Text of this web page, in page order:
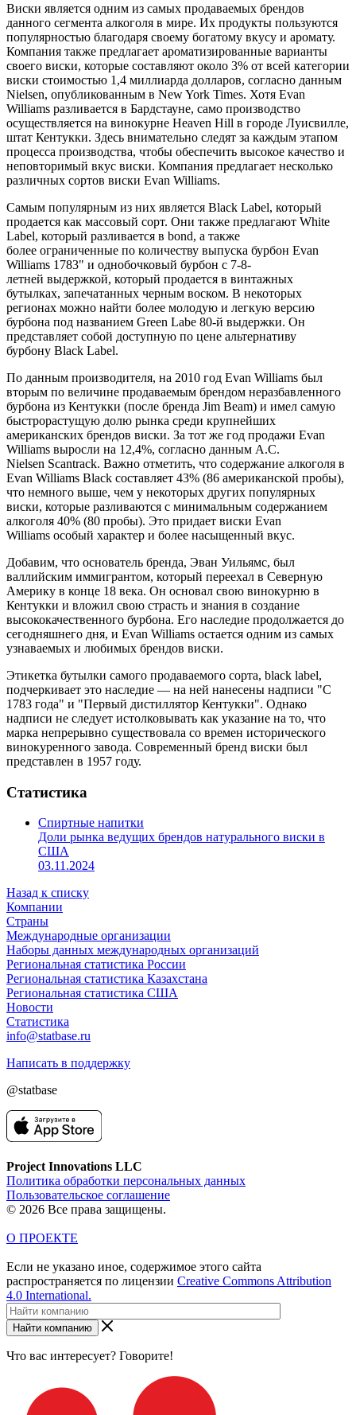
Виски является одним из самых продаваемых брендов
данного сегмента алкоголя в мире. Их продукты пользуются
популярностью благодаря своему богатому вкусу и аромату.
Компания также предлагает ароматизированные варианты
своего виски, которые составляют около 3% от всей категории
виски стоимостью 1,4 миллиарда долларов, согласно данным
Nielsen, опубликованным в New York Times. Хотя Evan
Williams разливается в Бардстауне, само производство
осуществляется на винокурне Heaven Hill в городе Луисвилле,
штат Кентукки. Здесь внимательно следят за каждым этапом
процесса производства, чтобы обеспечить высокое качество и
неповторимый вкус виски. Компания предлагает несколько
различных сортов виски Evan Williams.
Самым популярным из них является Black Label, который
продается как массовый сорт. Они также предлагают White
Label, который разливается в bond, а также
более ограниченные по количеству выпуска бурбон Evan
Williams 1783" и однобочковый бурбон с 7-8-
летней выдержкой, который продается в винтажных
бутылках, запечатанных черным воском. В некоторых
регионах можно найти более молодую и легкую версию
бурбона под названием Green Labe 80-й выдержки. Он
представляет собой доступную по цене альтернативу
бурбону Black Label.
По данным производителя, на 2010 год Evan Williams был
вторым по величине продаваемым брендом неразбавленного
бурбона из Кентукки (после бренда Jim Beam) и имел самую
быстрорастущую долю рынка среди крупнейших
американских брендов виски. За тот же год продажи Evan
Williams выросли на 12,4%, согласно данным A.C.
Nielsen Scantrack. Важно отметить, что содержание алкоголя в
Evan Williams Black составляет 43% (86 американской пробы),
что немного выше, чем у некоторых других популярных
виски, которые разливаются с минимальным содержанием
алкоголя 40% (80 пробы). Это придает виски Evan
Williams особый характер и более насыщенный вкус.
Добавим, что основатель бренда, Эван Уильямс, был
валлийским иммигрантом, который переехал в Северную
Америку в конце 18 века. Он основал свою винокурню в
Кентукки и вложил свою страсть и знания в создание
высококачественного бурбона. Его наследие продолжается до
сегодняшнего дня, и Evan Williams остается одним из самых
узнаваемых и любимых брендов виски.
Этикетка бутылки самого продаваемого сорта, black label,
подчеркивает это наследие — на ней нанесены надписи "С
1783 года" и "Первый дистиллятор Кентукки". Однако
надписи не следует истолковывать как указание на то, что
марка непрерывно существовала со времен исторического
винокуренного завода. Современный бренд виски был
представлен в 1957 году.
Статистика
Спиртные напитки
Доли рынка ведущих брендов натурального виски в
США
03.11.2024
Назад к списку
Компании
Страны
Международные организации
Наборы данных международных организаций
Региональная статистика России
Региональная статистика Казахстана
Региональная статистика США
Новости
Статистика
info@statbase.ru
Написать в поддержку
@statbase
Project Innovations LLC
Политика обработки персональных данных
Пользовательское соглашение
© 2026 Все права защищены.
О ПРОЕКТЕ
Если не указано иное, содержимое этого сайта
распространяется по лицензии Creative Commons Attribution
4.0 International.
Найти компанию
Что вас интересует? Говорите!